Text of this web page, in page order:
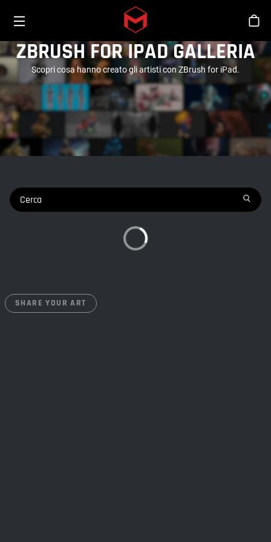
Skip to main content
ZBRUSH FOR IPAD GALLERIA
Scopri cosa hanno creato gli artisti con ZBrush for iPad.
search
SHARE YOUR ART